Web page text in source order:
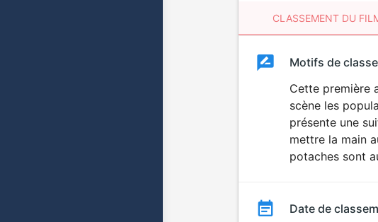
CLASSEMENT DU
ClassementClassement
Motifs de
Cette première
scène les
présente une
mettre la main
potaches sont
Date de